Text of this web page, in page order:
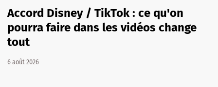
Accord Disney / TikTok : ce qu'on
pourra faire dans les vidéos change
tout
6 août 2026